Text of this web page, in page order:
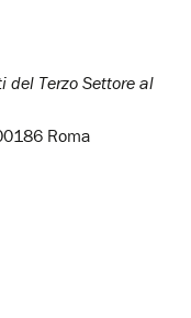
del Terzo Settore al
Roma